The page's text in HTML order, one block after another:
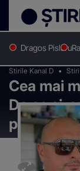
Dragos Pislaru
Stirile Kanal D
Cea mai
De ce și-
pregătire